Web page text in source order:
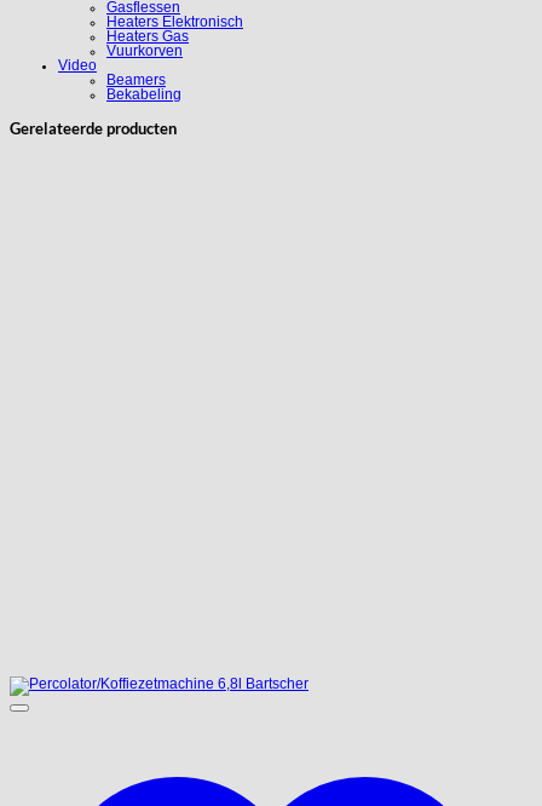
Gasflessen
Heaters Elektronisch
Heaters Gas
Vuurkorven
Video
Beamers
Bekabeling
Gerelateerde producten